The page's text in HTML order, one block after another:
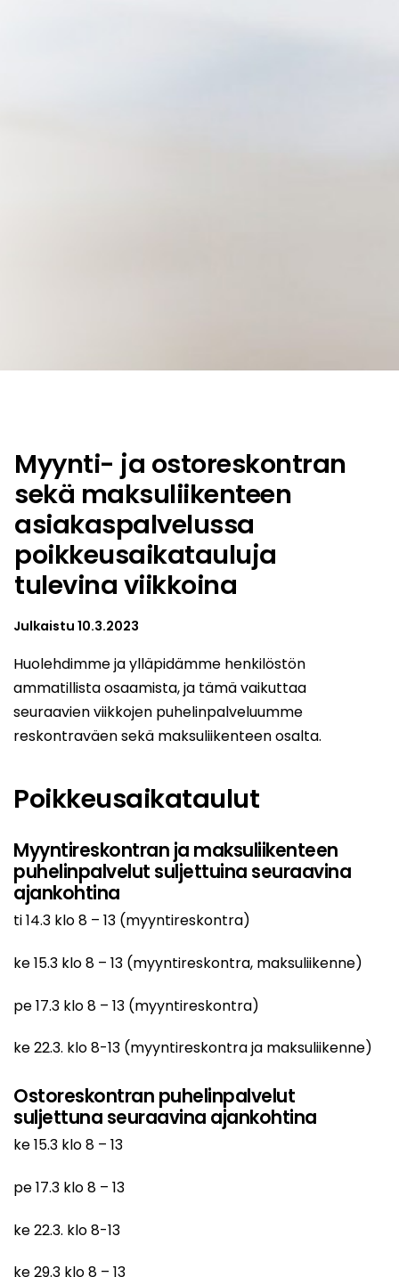
Myynti- ja ostoreskontran
sekä maksuliikenteen
asiakaspalvelussa
poikkeusaikatauluja
tulevina viikkoina
Julkaistu 10.3.2023
Huolehdimme ja ylläpidämme henkilöstön
ammatillista osaamista, ja tämä vaikuttaa
seuraavien viikkojen puhelinpalveluumme
reskontraväen sekä maksuliikenteen osalta.
Poikkeusaikataulut
Myyntireskontran ja maksuliikenteen
puhelinpalvelut suljettuina seuraavina
ajankohtina
ti 14.3 klo 8 – 13 (myyntireskontra)
ke 15.3 klo 8 – 13 (myyntireskontra, maksuliikenne)
pe 17.3 klo 8 – 13 (myyntireskontra)
ke 22.3. klo 8-13 (myyntireskontra ja maksuliikenne)
Ostoreskontran puhelinpalvelut
suljettuna seuraavina ajankohtina
ke 15.3 klo 8 – 13
pe 17.3 klo 8 – 13
ke 22.3. klo 8-13
ke 29.3 klo 8 – 13